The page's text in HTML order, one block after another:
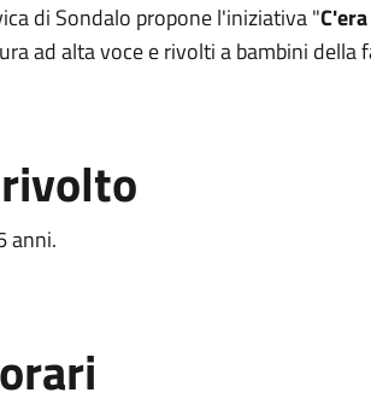
di Sondalo propone l'iniziativa "
ad alta voce e rivolti a bambini della
anni.